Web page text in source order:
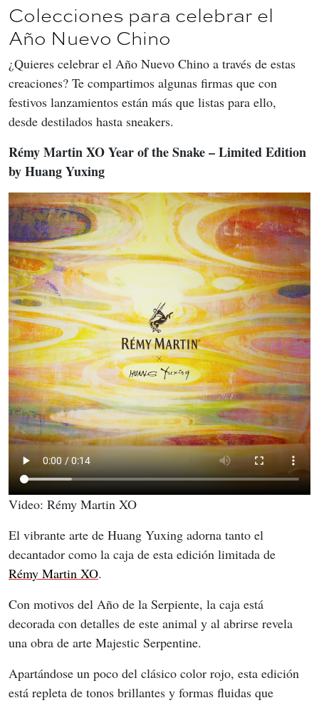
Colecciones para celebrar el
Año Nuevo Chino
¿Quieres celebrar el Año Nuevo Chino a través de estas
creaciones? Te compartimos algunas firmas que con
festivos lanzamientos están más que listas para ello,
desde destilados hasta sneakers.
Rémy Martin XO Year of the Snake – Limited Edition
by Huang Yuxing
Video: Rémy Martin XO
El vibrante arte de Huang Yuxing adorna tanto el
decantador como la caja de esta edición limitada de
Rémy Martin XO.
Con motivos del Año de la Serpiente, la caja está
decorada con detalles de este animal y al abrirse revela
una obra de arte Majestic Serpentine.
Apartándose un poco del clásico color rojo, esta edición
está repleta de tonos brillantes y formas fluidas que